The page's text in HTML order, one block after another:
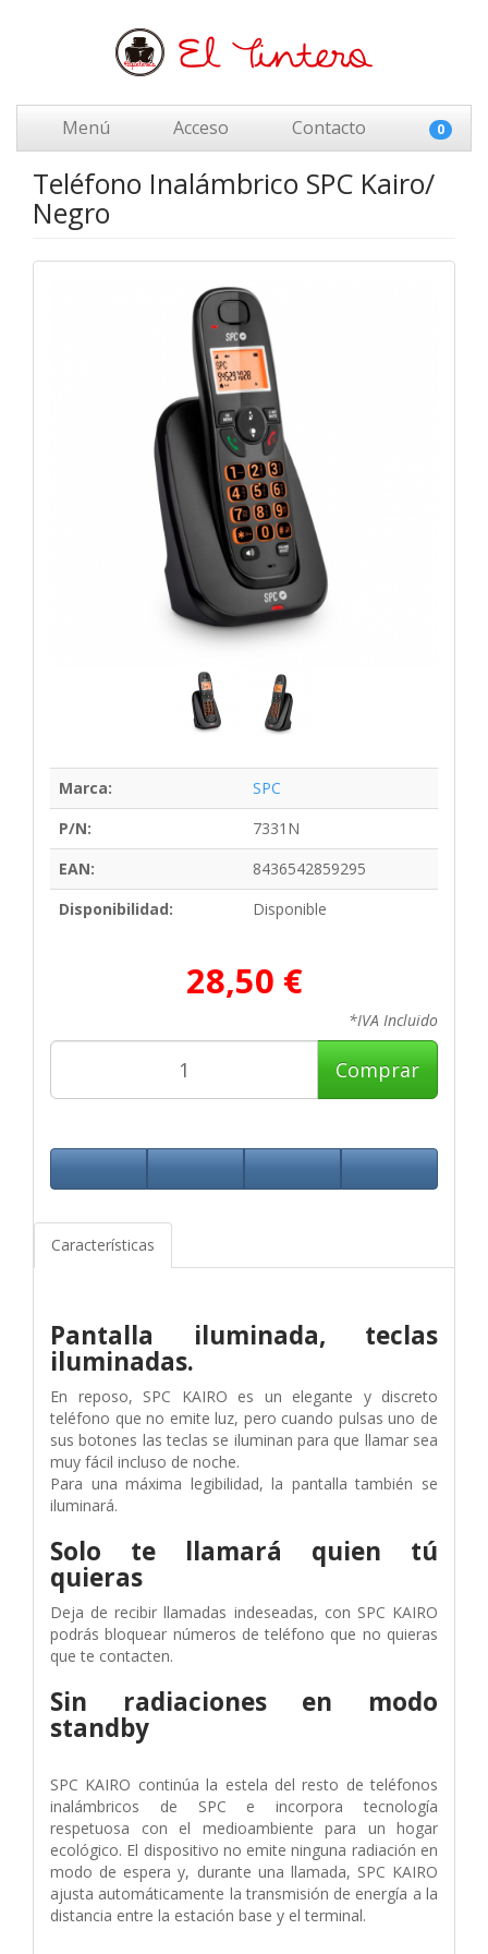
Menú Acceso Contacto 0
Teléfono Inalámbrico SPC Kairo/
Negro
Marca:
SPC
P/N:
7331N
EAN:
8436542859295
Disponibilidad:
Disponible
28,50 €
*IVA Incluido
Comprar
Características
Pantalla iluminada, teclas
iluminadas.
En reposo, SPC KAIRO es un elegante y discreto
teléfono que no emite luz, pero cuando pulsas uno de
sus botones las teclas se iluminan para que llamar sea
muy fácil incluso de noche.
Para una máxima legibilidad, la pantalla también se
iluminará.
Solo te llamará quien tú
quieras
Deja de recibir llamadas indeseadas, con SPC KAIRO
podrás bloquear números de teléfono que no quieras
que te contacten.
Sin radiaciones en modo
standby
SPC KAIRO continúa la estela del resto de teléfonos
inalámbricos de SPC e incorpora tecnología
respetuosa con el medioambiente para un hogar
ecológico. El dispositivo no emite ninguna radiación en
modo de espera y, durante una llamada, SPC KAIRO
ajusta automáticamente la transmisión de energía a la
distancia entre la estación base y el terminal.